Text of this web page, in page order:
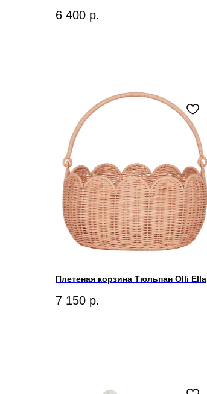
6 400 р.
Плетеная корзина Тюльпан Olli Ella
7 150 р.